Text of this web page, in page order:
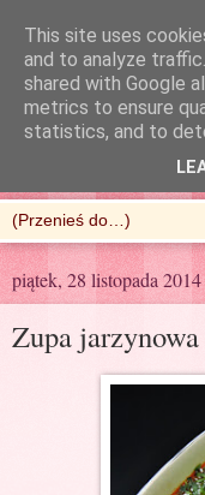
R'n'G
piątek, 28 listopada 2014
Zupa
This site uses
and to analyze
shared with Google
metrics to ensure
statistics, and to